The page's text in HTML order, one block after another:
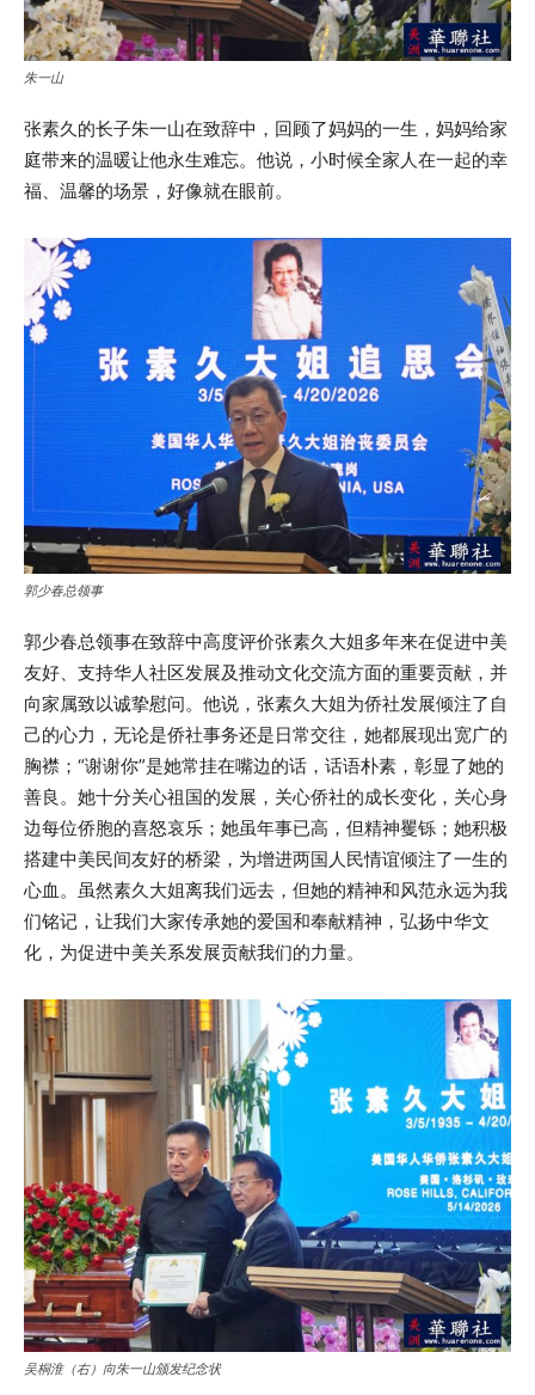
朱一山
张素久的长子朱一山在致辞中，回顾了妈妈的一生，妈妈给家
庭带来的温暖让他永生难忘。他说，小时候全家人在一起的幸
福、温馨的场景，好像就在眼前。
郭少春总领事
郭少春总领事在致辞中高度评价张素久大姐多年来在促进中美
友好、支持华人社区发展及推动文化交流方面的重要贡献，并
向家属致以诚挚慰问。他说，张素久大姐为侨社发展倾注了自
己的心力，无论是侨社事务还是日常交往，她都展现出宽广的
胸襟；“谢谢你”是她常挂在嘴边的话，话语朴素，彰显了她的
善良。她十分关心祖国的发展，关心侨社的成长变化，关心身
边每位侨胞的喜怒哀乐；她虽年事已高，但精神矍铄；她积极
搭建中美民间友好的桥梁，为增进两国人民情谊倾注了一生的
心血。虽然素久大姐离我们远去，但她的精神和风范永远为我
们铭记，让我们大家传承她的爱国和奉献精神，弘扬中华文
化，为促进中美关系发展贡献我们的力量。
吴桐淮（右）向朱一山颁发纪念状